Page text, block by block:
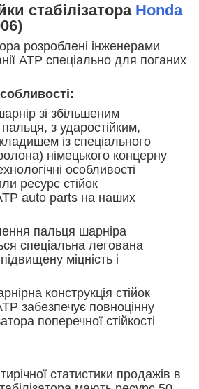
стабілізатора Honda
розроблені інженерами
АТР спеціально для поганих
зі збільшеним
з ударостійким,
із спеціального
німецького концерну
особливості
ресурс стійок
auto parts на наших
пальця шарніра
спеціальна легована
міцність і
конструкція стійок
забезпечує повноцінну
поперечної стійкості
статистики продажів в